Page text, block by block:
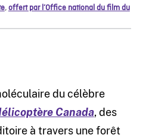
,offert par l’Office national du film du
du célèbre
Canada, des
à travers une forêt